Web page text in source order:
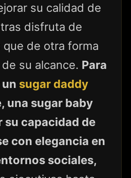
su calidad de
disfruta de
que de otra forma
su alcance. Para
sugar daddy
una sugar baby
su capacidad de
con elegancia en
sociales,